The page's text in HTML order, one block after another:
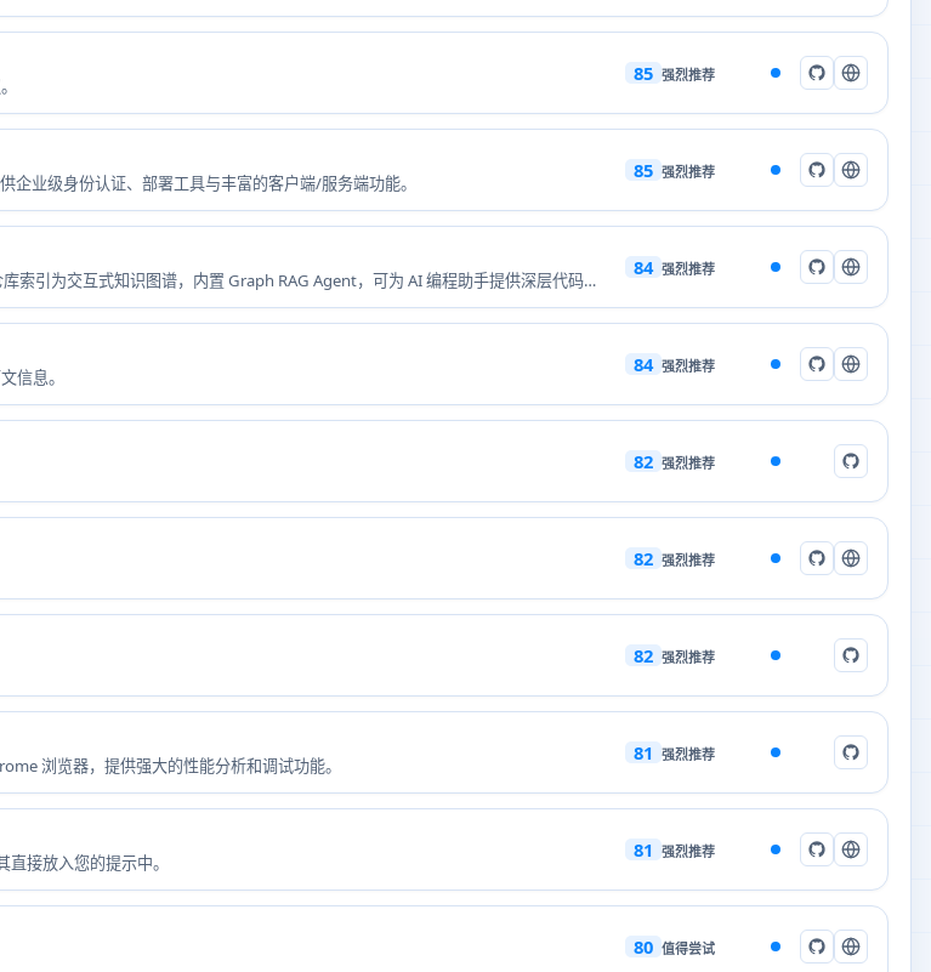
85 强烈推荐
业级身份认证、部署工具与丰富的客户端/服务端功能。
85 强烈推荐
引为交互式知识图谱，内置 Graph RAG Agent，可为 AI 编程助手提供深层代码架
84 强烈推荐
信息。
84 强烈推荐
82 强烈推荐
82 强烈推荐
82 强烈推荐
浏览器，提供强大的性能分析和调试功能。
81 强烈推荐
接放入您的提示中。
81 强烈推荐
80 值得尝试